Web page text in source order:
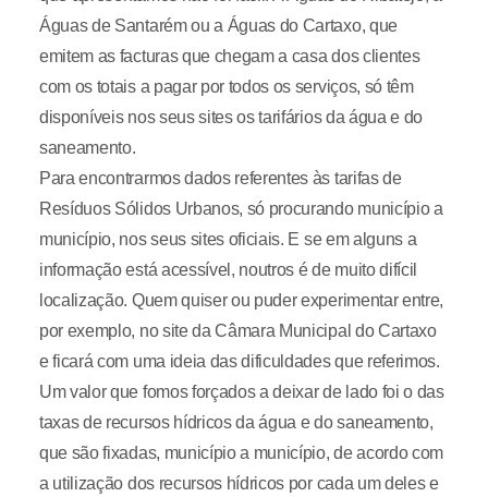
Águas de Santarém ou a Águas do Cartaxo, que
emitem as facturas que chegam a casa dos clientes
com os totais a pagar por todos os serviços, só têm
disponíveis nos seus sites os tarifários da água e do
saneamento.
Para encontrarmos dados referentes às tarifas de
Resíduos Sólidos Urbanos, só procurando município a
município, nos seus sites oficiais. E se em alguns a
informação está acessível, noutros é de muito difícil
localização. Quem quiser ou puder experimentar entre,
por exemplo, no site da Câmara Municipal do Cartaxo
e ficará com uma ideia das dificuldades que referimos.
Um valor que fomos forçados a deixar de lado foi o das
taxas de recursos hídricos da água e do saneamento,
que são fixadas, município a município, de acordo com
a utilização dos recursos hídricos por cada um deles e